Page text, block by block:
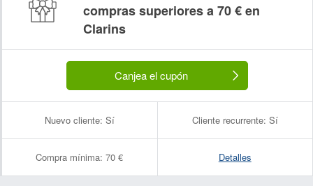
compras superiores a 70 € en
Clarins
Canjea el cupón
Nuevo cliente: Sí Cliente recurrente: Sí
Compra mínima: 70 € Detalles